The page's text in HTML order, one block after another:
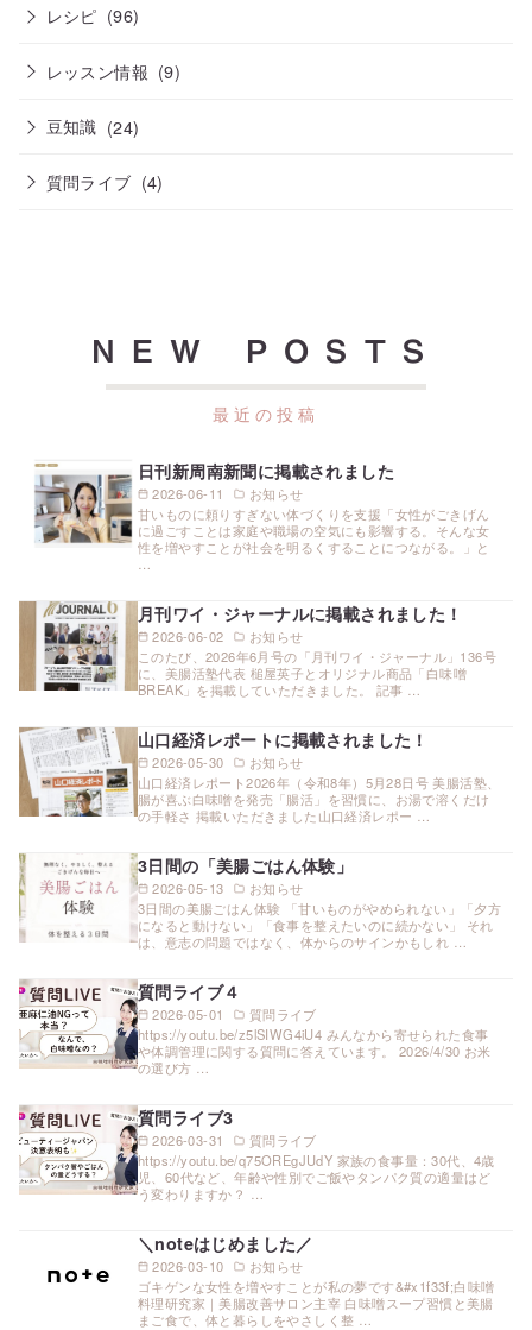
レシピ (96)
レッスン情報 (9)
豆知識 (24)
質問ライブ (4)
NEW POSTS
2026-06-11 お知らせ
日刊新周南新聞に掲載されました
甘いものに頼りすぎない体づくりを支援「女性がごきげん
に過ごすことは家庭や職場の空気にも影響する。そんな女
性を増やすことが社会を明るくすることにつながる。」と
2026-06-02 お知らせ
月刊ワイ・ジャーナルに掲載されました！
このたび、2026年6月号の「月刊ワイ・ジャーナル」136号
に、美腸活塾代表 槌屋英子とオリジナル商品「白味噌
BREAK」を掲載していただきました。 記事 …
2026-05-30 お知らせ
山口経済レポートに掲載されました！
山口経済レポート2026年（令和8年）5月28日号 美腸活塾、
腸が喜ぶ白味噌を発売「腸活」を習慣に、お湯で溶くだけ
の手軽さ 掲載いただきました山口経済レポー …
2026-05-13 お知らせ
3日間の「美腸ごはん体験」
3日間の美腸ごはん体験 「甘いものがやめられない」「夕方
になると動けない」「食事を整えたいのに続かない」 それ
は、意志の問題ではなく、体からのサインかもしれ …
2026-05-01 質問ライブ
質問ライブ４
https://youtu.be/z5lSIWG4iU4 みんなから寄せられた食事
や体調管理に関する質問に答えています。 2026/4/30 お米
の選び方 …
2026-03-31 質問ライブ
質問ライブ3
https://youtu.be/q75OREgJUdY 家族の食事量：30代、4歳
児、60代など、年齢や性別でご飯やタンパク質の適量はど
う変わりますか？ …
2026-03-10 お知らせ
＼noteはじめました／
ゴキゲンな女性を増やすことが私の夢です&#x1f33f;白味噌
料理研究家｜美腸改善サロン主宰 白味噌スープ習慣と美腸
まご食で、体と暮らしをやさしく整 …